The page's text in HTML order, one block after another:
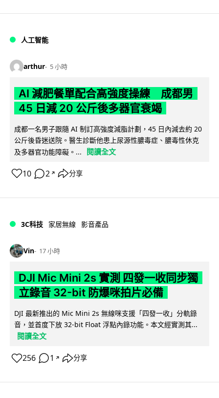
人工智能
arthur 5 小時
AI 減肥餐單配合高強度操練 成都男
45 日減 20 公斤後多器官衰竭
成都一名男子跟隨 AI 制訂高強度減脂計劃，45 日內減去約 20
公斤後昏迷送院。醫生診斷他患上尿源性膿毒症、膿毒性休克
及多器官功能障礙。...
閱讀全文
10 2 ↗ 分享
3C科技 家居無線 影音產品
Vin 17 小時
DJI Mic Mini 2s 實測 四發一收同步獨
立錄音 32-bit 防爆咪拍片必備
DJI 最新推出的 Mic Mini 2s 無線咪支援「四發一收」分軌錄
音，並首度下放 32-bit Float 浮點內錄功能。本文經實測其...
閱讀全文
256 1 ↗ 分享